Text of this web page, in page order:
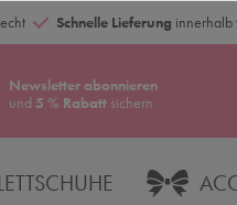
Schnelle Lieferung innerhalb
Newsletter abonnieren
und 5 % Rabattsichern